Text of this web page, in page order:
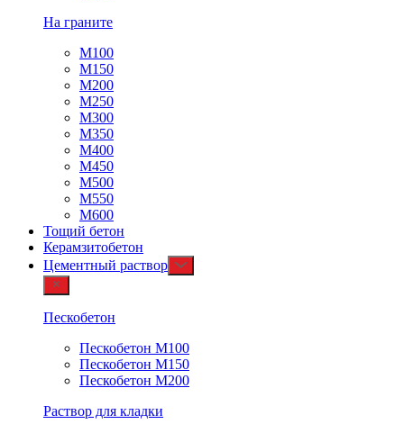
На граните
М100
М150
М200
М250
М300
М350
М400
М450
М500
М550
М600
Тощий бетон
Керамзитобетон
Цементный раствор
Пескобетон
Пескобетон М100
Пескобетон М150
Пескобетон М200
Раствор для кладки